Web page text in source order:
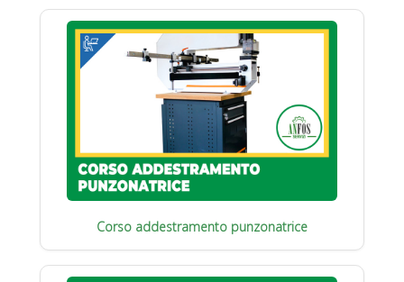
Corso addestramento punzonatrice